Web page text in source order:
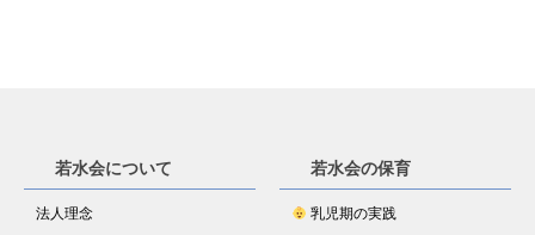
若水会について
法人理念
若水会の保育
乳児期の実践